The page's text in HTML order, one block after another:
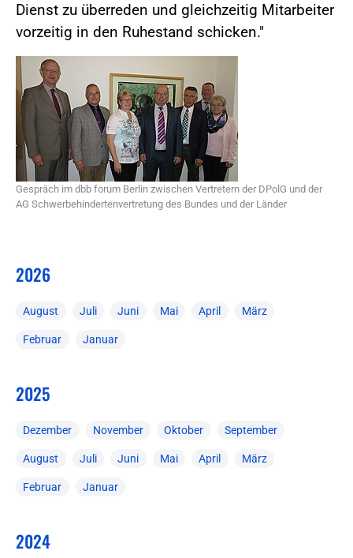
Dienst zu überreden und gleichzeitig Mitarbeiter
vorzeitig in den Ruhestand schicken."
Gespräch im dbb forum Berlin zwischen Vertretern der DPolG und der
AG Schwerbehindertenvertretung des Bundes und der Länder
2026
August Juli Juni Mai April März
Februar Januar
2025
Dezember November Oktober September
August Juli Juni Mai April März
Februar Januar
2024